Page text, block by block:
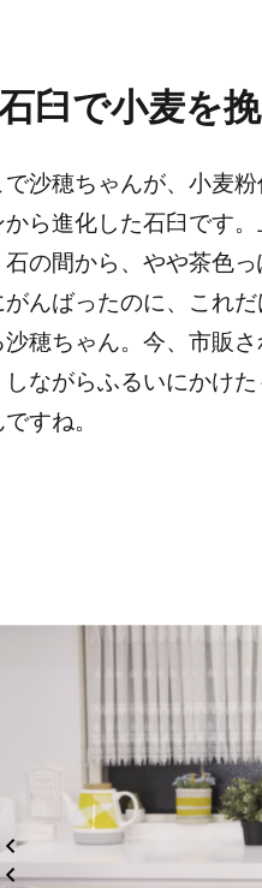
臼で小麦を
で沙穂ちゃんが、小麦
から進化した石臼です
石の間から、やや茶色
がんばったのに、これ
沙穂ちゃん。今、市販
しながらふるいにかけ
すね。